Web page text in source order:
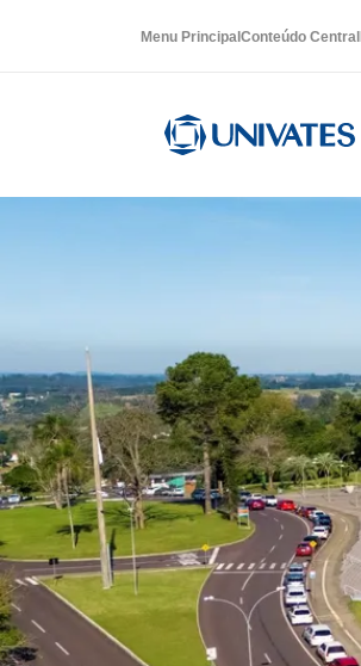
Menu Principal Conteúdo Central